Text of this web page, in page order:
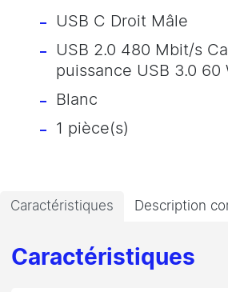
USB C Droit Mâle
USB 2.0 480 Mbit/s
puissance USB 3.0 60
Blanc
1 pièce(s)
Caractéristiques Description
Caractéristiques